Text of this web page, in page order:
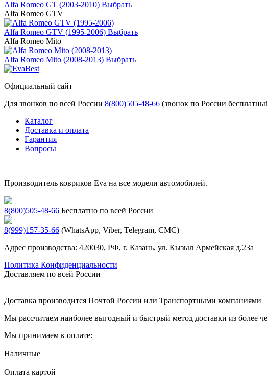
Alfa Romeo GT (2003-2010) Выбрать
Alfa Romeo GTV
Alfa Romeo GTV (1995-2006) Выбрать
Alfa Romeo Mito
Alfa Romeo Mito (2008-2013) Выбрать
Официальный сайт
Для звонков по всей России 8(800)505-48-66 (звонок по России
Каталог
Доставка и оплата
Гарантия
Вопросы
Производитель ковриков Eva на все модели автомобилей.
8(800)505-48-66 Бесплатно по всей России
8(999)157-35-66 (WhatsApp, Viber, Telegram, СМС)
Адрес производства: 420030, РФ, г. Казань, ул. Кызыл Армейская д.23а
Политика Конфиденциальности
Доставляем по всей России
Доставка производится Почтой России или Транспортными компаниями
Мы рассчитаем наиболее выгодный и быстрый метод доставки из более
Мы принимаем к оплате:
Наличные
Оплата картой